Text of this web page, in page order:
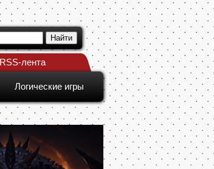
RSS-лента
Логические игры